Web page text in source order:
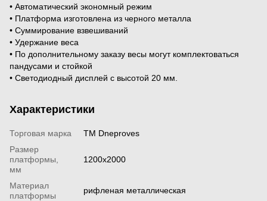
• Автоматический экономный режим
• Платформа изготовлена ​​из черного металла
• Суммирование взвешиваний
• Удержание веса
• По дополнительному заказу весы могут комплектоваться
пандусами и стойкой
• Светодиодный дисплей с высотой 20 мм.
Характеристики
Торговая марка
ТМ Dneproves
Размер
платформы,
мм
1200х2000
Материал
платформы
рифленая металлическая